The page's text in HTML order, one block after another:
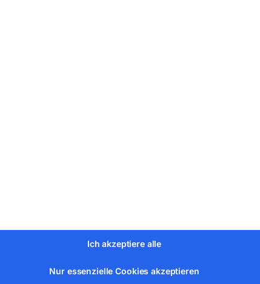
Ich akzeptiere alle
Nur essenzielle Cookies akzeptieren